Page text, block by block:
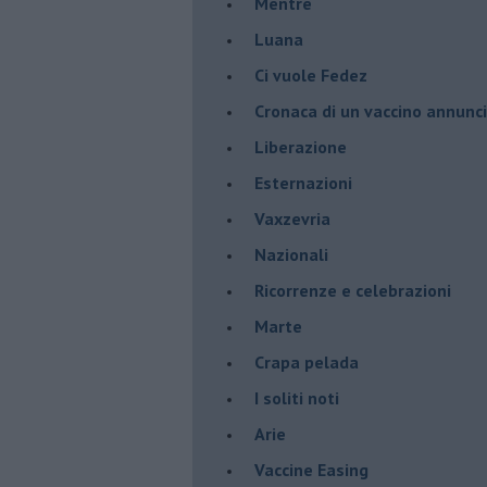
Luana
​Ci vuole Fedez
​Cronaca di un vaccino
​Liberazione
Esternazioni
Vaxzevria
Nazionali
​Ricorrenze e celebrazioni
Marte
​Crapa pelada
​I soliti noti
Arie
​Vaccine Easing